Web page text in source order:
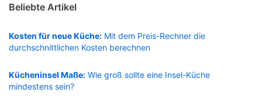
Beliebte Artikel
Kosten für neue Küche: Mit dem Preis-Rechner die
durchschnittlichen Kosten berechnen
Kücheninsel Maße: Wie groß sollte eine Insel-Küche
mindestens sein?